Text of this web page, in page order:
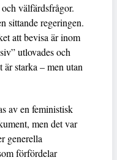
välfärdsfrågor.
sittande regeringen.
att bevisa är inom
utlovades och
starka – men utan
av en feministisk
men det var
generella
förfördelar